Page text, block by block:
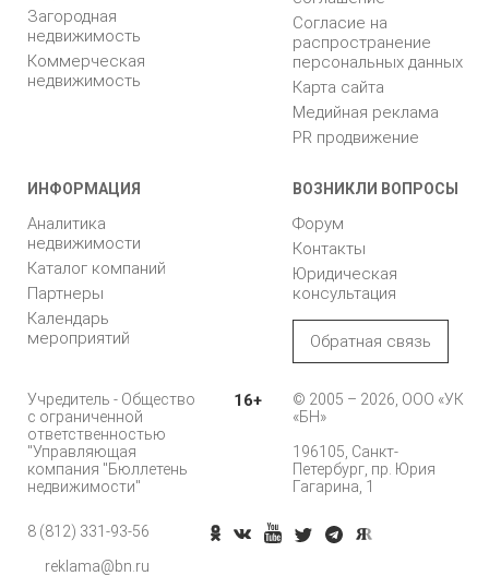
Загородная
недвижимость
Коммерческая
недвижимость
Согласие на
распространение
персональных данных
Карта сайта
Медийная реклама
PR продвижение
ИНФОРМАЦИЯ
Аналитика
недвижимости
Каталог компаний
Партнеры
Календарь
мероприятий
ВОЗНИКЛИ ВОПРОСЫ
Форум
Контакты
Юридическая
консультация
Обратная связь
Учредитель - Общество
с ограниченной
ответственностью
"Управляющая
компания "Бюллетень
недвижимости"
16+
© 2005 – 2026, ООО «УК
«БН»
196105, Санкт-
Петербург, пр. Юрия
Гагарина, 1
8 (812) 331-93-56
reklama@bn.ru